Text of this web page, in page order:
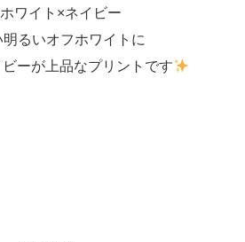
ワイト×ネイビー
明るいオフホワイトに
ーが上品なプリントです